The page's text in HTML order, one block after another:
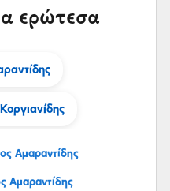
ερώτεσα
Αμαραντίδης
Αμαραντίδης